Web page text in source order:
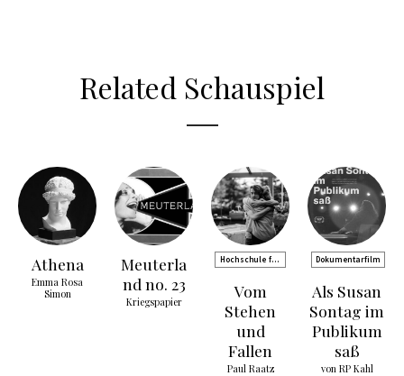
Related Schauspiel
Athena
Emma Rosa
Simon
Meuterla
nd no. 23
Kriegspapier
Hochschule für
Theater
Vom
Stehen
und
Fallen
Paul Raatz
Dokumentarfilm
Als Susan
Sontag im
Publikum
saß
von RP Kahl